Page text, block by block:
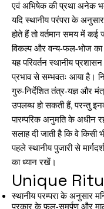
एवं अभिषेक की प्रथा अनेक
यदि स्थानीय परंपरा के
होते हैं तो वर्तमान समय में कई
विकल्प और वन्य-फल-भोज का
यह परिवर्तन स्थानीय
प्रभाव से सम्भवतः आया है।
गुरु-निर्देशित तंत्र-यज्ञ और
उपलब्ध हो सकती हैं, परन्तु
पारम्परिक अनुमति के अधीन
सलाह दी जाती है कि वे किसी
पहले स्थानीय पुजारी से
का ध्यान रखें।
Unique
स्थानीय परम्परा के अनुसार
प्रकार के फल-समर्पण और